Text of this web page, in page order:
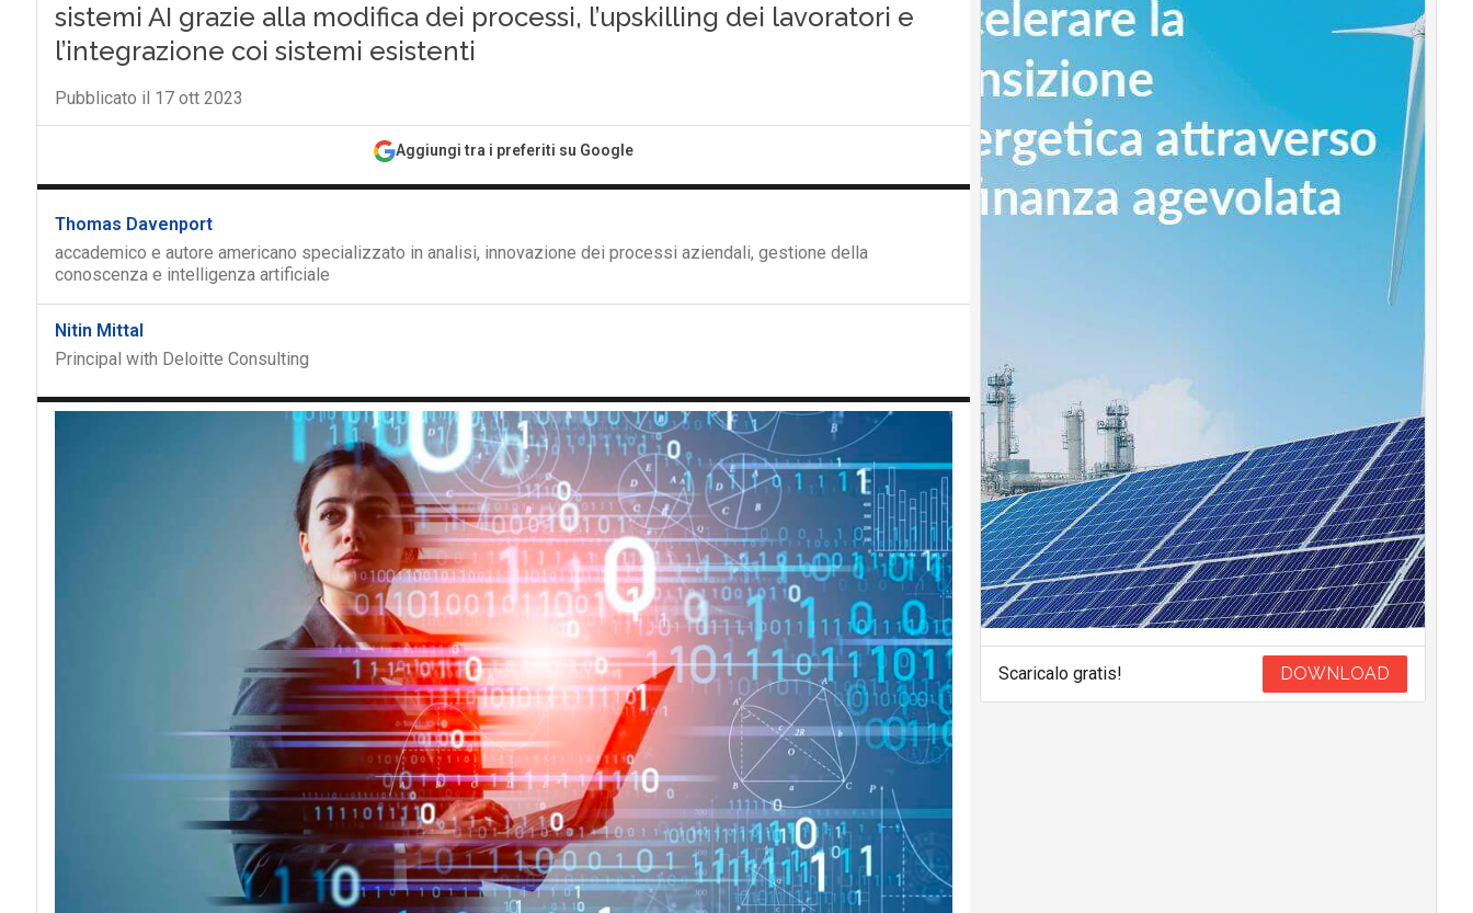
sistemi AI grazie alla modifica dei processi, l’upskilling dei lavoratori e
l’integrazione coi sistemi esistenti
Pubblicato il 17 ott 2023
Aggiungi tra i preferiti su Google
Thomas Davenport
accademico e autore americano specializzato in analisi, innovazione dei processi aziendali, gestione della
conoscenza e intelligenza artificiale
Nitin Mittal
Principal with Deloitte Consulting
Scaricalo gratis! DOWNLOAD